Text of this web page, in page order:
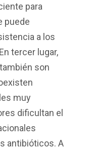
para
puede
a los
tercer lugar,
son
muy
dificultan el
antibióticos. A